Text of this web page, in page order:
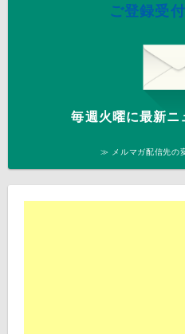
ご登録受
毎週火曜に最新
≫ メルマガ配信先の